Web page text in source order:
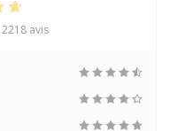
2218 avis